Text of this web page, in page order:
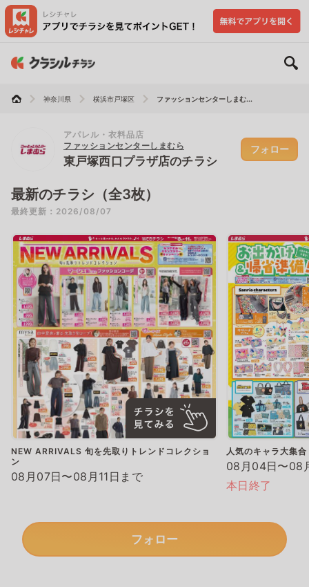
神奈川県 横浜市戸塚区 ファッションセンターしまむ...
アパレル・衣料品店
ファッションセンターしまむら
東戸塚西口プラザ店のチラシ
フォロー
最新のチラシ（全3枚）
最終更新：2026/08/07
NEW ARRIVALS 旬を先取りトレンドコレクショ
ン
08月07日〜08月11日まで
人気のキャラ大集
08月04日〜08
本日終了
フォロー